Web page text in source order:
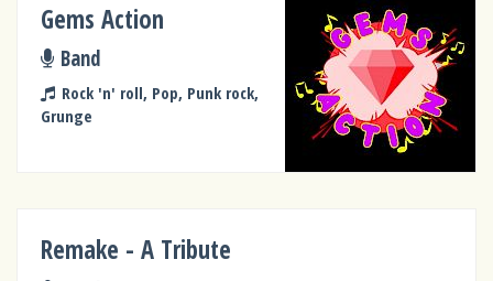
Gems Action
Band
Rock 'n' roll, Pop, Punk rock,
Grunge
Remake - A Tribute